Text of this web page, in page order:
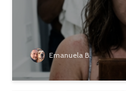
Emanuela B.